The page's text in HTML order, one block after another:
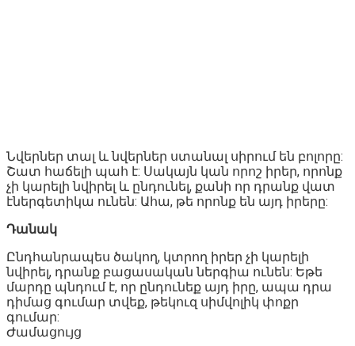
Նվերներ տալ և նվերներ ստանալ սիրում են բոլորը:
Շատ հաճելի պահ է: Սակայն կան որոշ իրեր, որոնք
չի կարելի նվիրել և ընդունել, քանի որ դրանք վատ
էներգետիկա ունեն: Ահա, թե որոնք են այդ իրերը:
Դանակ
Ընդհանրապես ծակող, կտրող իրեր չի կարելի
նվիրել, դրանք բացասական ներգիա ունեն: Եթե
մարդը պնդում է, որ ընդունեք այդ իրը, ապա դրա
դիմաց գումար տվեք, թեկուզ սիմվոլիկ փոքր
գումար:
Ժամացույց